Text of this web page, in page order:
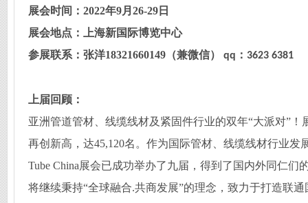
展会时间： 2022年9月26-29 日
展会地点：上海新国际博览中心
参展联系：张洋18321660149 （兼微信） qq ： 3623 6381
上届回顾：
亚洲管道管材、线缆线材及紧固件行业的双年“大派对”！
再创新高，达45,120名。作为国际管材、线缆线材行业发
Tube China展会已成功举办了九届，得到了国内外同仁们
将继续秉持“全球融合.共商发展”的理念，致力于打造联